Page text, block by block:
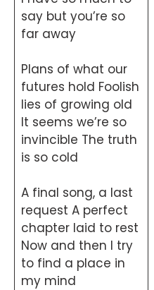
say but you’re so
far away
Plans of what our
futures hold Foolish
lies of growing old
It seems we’re so
invincible The truth
is so cold
A final song, a last
request A perfect
chapter laid to rest
Now and then I try
to find a place in
my mind